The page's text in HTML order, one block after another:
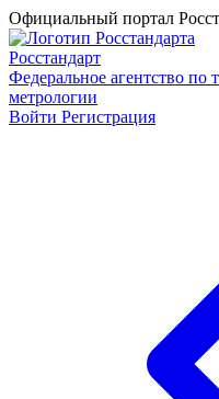
Официальный портал
Росстандарт
Федеральное агентство по
метрологии
Войти Регистрация